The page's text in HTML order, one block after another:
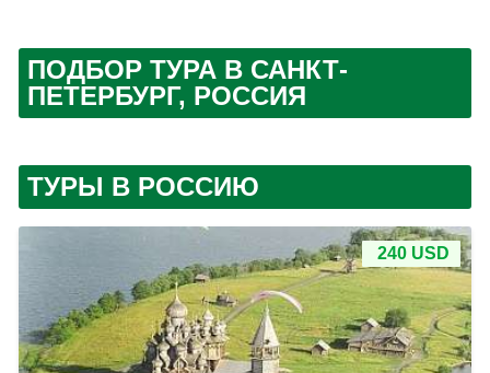
ПОДБОР ТУРА В САНКТ-
ПЕТЕРБУРГ, РОССИЯ
ТУРЫ В РОССИЮ
240 USD